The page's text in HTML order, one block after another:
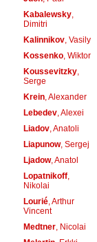
Kabalewsky,
Dimitri
Kalinnikov, Vasily
Kossenko, Wiktor
Koussevitzky,
Serge
Krein, Alexander
Lebedev, Alexei
Liadov, Anatoli
Liapunow, Sergej
Ljadow, Anatol
Lopatnikoff,
Nikolai
Lourié, Arthur
Vincent
Medtner, Nicolai